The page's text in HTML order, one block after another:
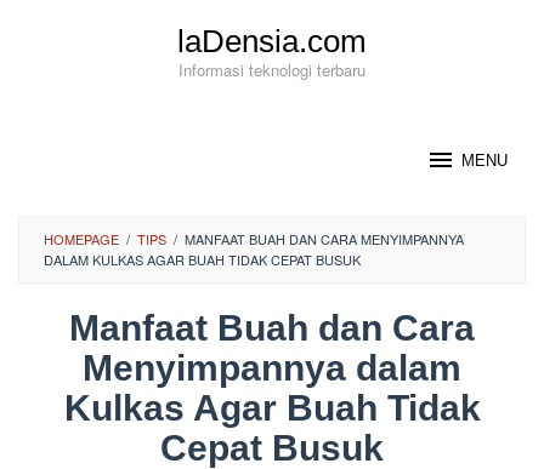
laDensia.com
Informasi teknologi terbaru
MENU
HOMEPAGE / TIPS / MANFAAT BUAH DAN CARA MENYIMPANNYA
DALAM KULKAS AGAR BUAH TIDAK CEPAT BUSUK
Manfaat Buah dan Cara
Menyimpannya dalam
Kulkas Agar Buah Tidak
Cepat Busuk